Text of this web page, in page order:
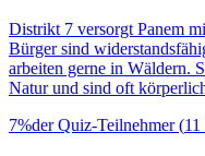
Distrikt 7 versorgt Panem
Bürger sind
arbeiten gerne in Wäldern.
Natur und sind oft
7%der Quiz-Teilnehmer(11